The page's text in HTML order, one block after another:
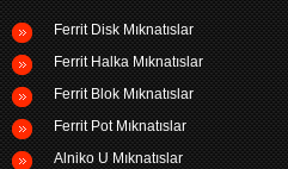
Ferrit Disk Mıknatıslar
Ferrit Halka Mıknatıslar
Ferrit Blok Mıknatıslar
Ferrit Pot Mıknatıslar
Alniko U Mıknatıslar